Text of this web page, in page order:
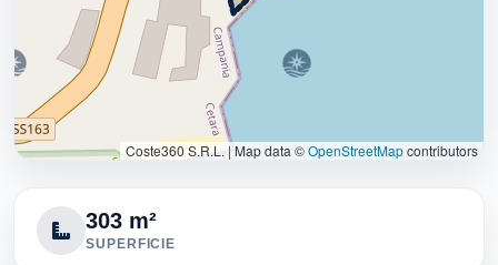
Coste360 S.R.L. | Map data ©OpenStreetMapcontributors
303 m²
SUPERFICIE